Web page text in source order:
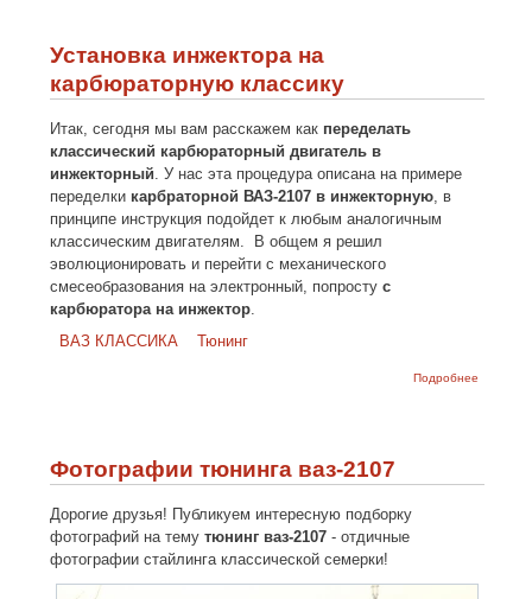
Установка инжектора на
карбюраторную классику
Итак, сегодня мы вам расскажем как переделать
классический карбюраторный двигатель в
инжекторный. У нас эта процедура описана на примере
переделки карбраторной ВАЗ-2107 в инжекторную, в
принципе инструкция подойдет к любым аналогичным
классическим двигателям. В общем я решил
эволюционировать и перейти с механического
смесеобразования на электронный, попростус
карбюратора на инжектор.
ВАЗ КЛАССИКА
Тюнинг
Подробнее
Фотографии тюнинга ваз-2107
Дорогие друзья! Публикуем интересную подборку
фотографий на тему тюнинг ваз-2107 - отдичные
фотографии стайлинга классической семерки!